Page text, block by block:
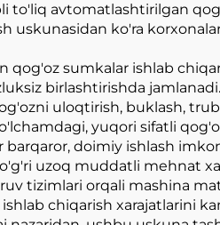
to'liq avtomatlashtirilgan
uskunasidan ko'ra
qog'oz sumkalar ishlab
birlashtirishda
uloqtirish, buklash,
yuqori sifatli
barqaror, doimiy ishlash
uzoq muddatli mehnat
tizimlari orqali mashina
chiqarish xarajatlarini